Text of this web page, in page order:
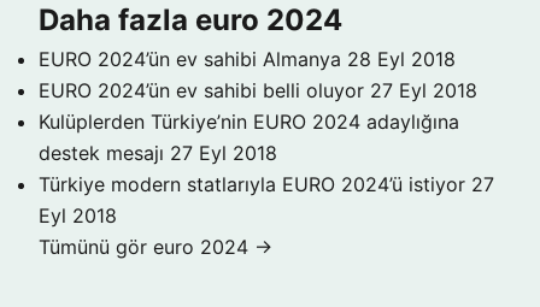
Daha fazla euro 2024
EURO 2024’ün ev sahibi Almanya 28 Eyl 2018
EURO 2024’ün ev sahibi belli oluyor 27 Eyl 2018
Kulüplerden Türkiye’nin EURO 2024 adaylığına
destek mesajı 27 Eyl 2018
Türkiye modern statlarıyla EURO 2024’ü istiyor 27
Eyl 2018
Tümünü gör euro 2024 →